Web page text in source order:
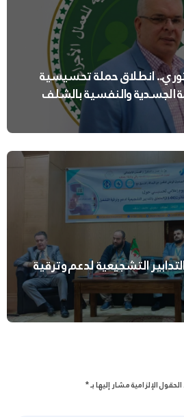
انطلاق حملة تحسيسية
الجسدية والنفسية بالشلف
التشجيعية لدعم وترقية
الحقول الإلزامية مشار إليها بـ*